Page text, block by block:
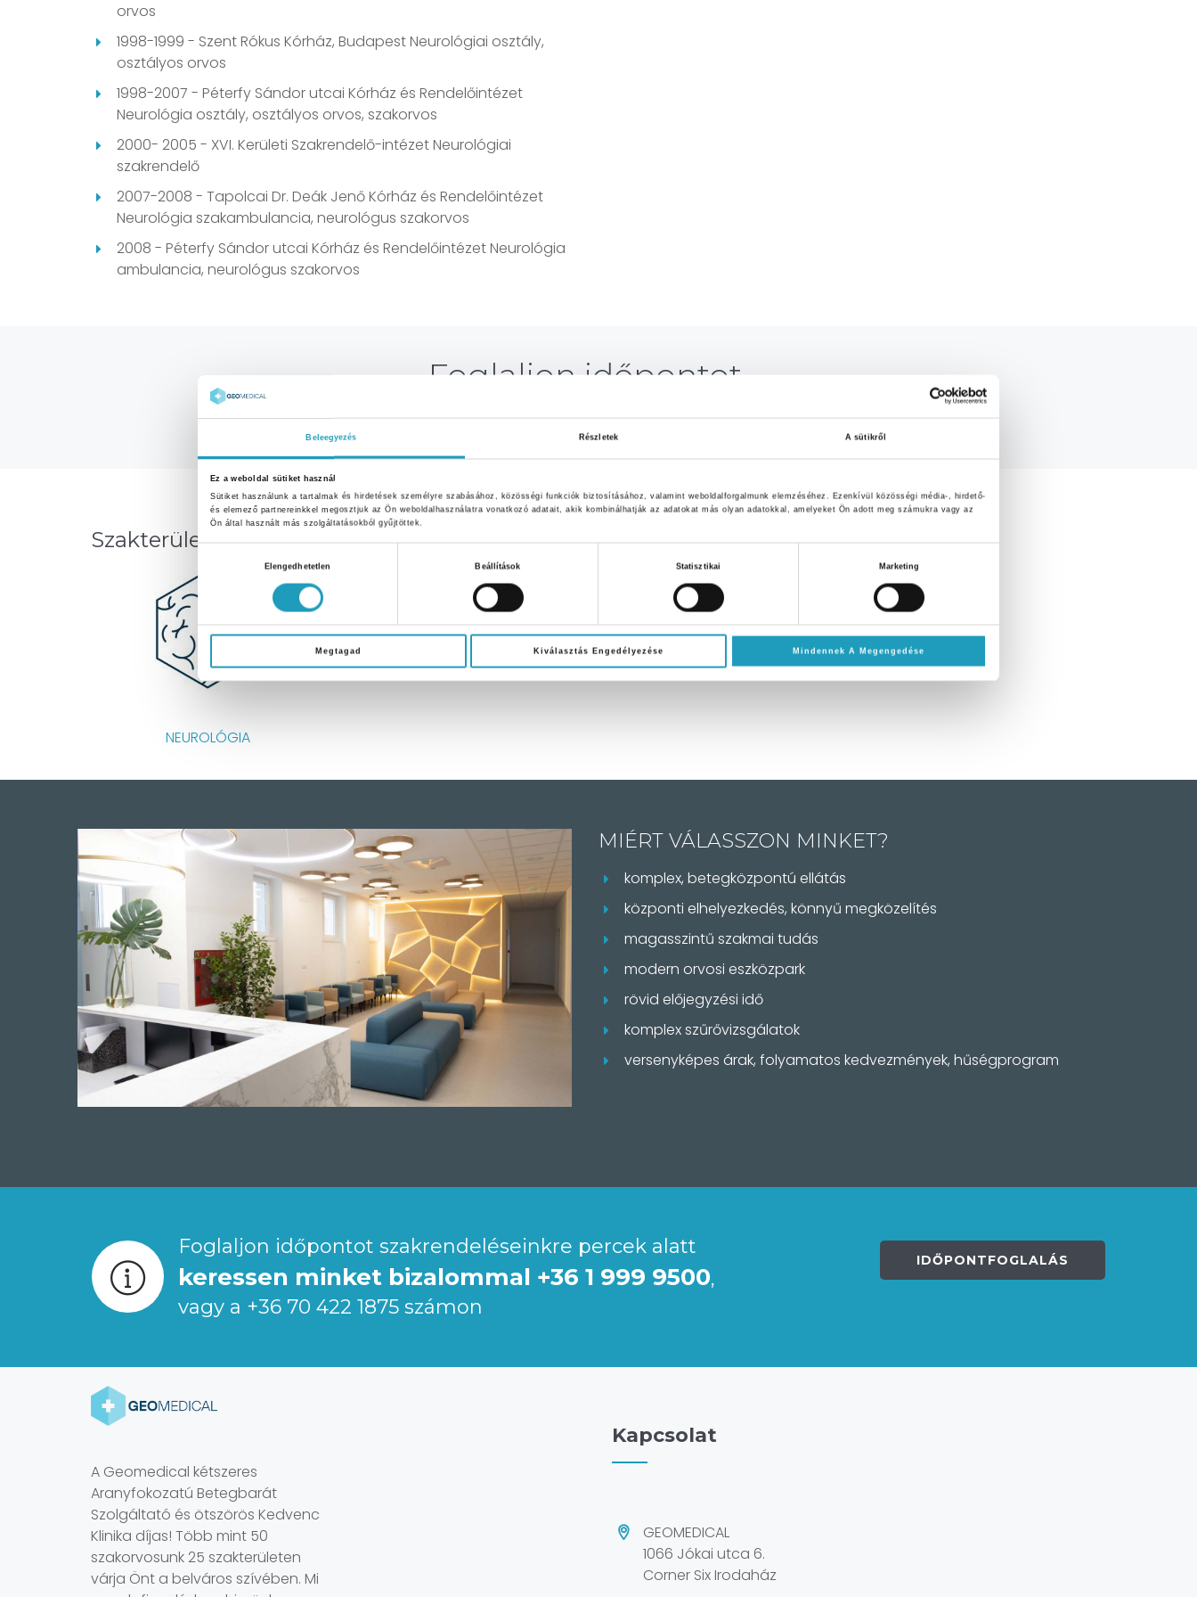
Beleegyezés Részletek A sütikről
Ez a weboldal sütiket használ
Sütiket használunk a tartalmak és hirdetések személyre szabásához, közösségi funkciók biztosításához, valamint weboldalforgalmunk elemzéséhez. Ezenkívül közösségi média-, hirdető-
és elemező partnereinkkel megosztjuk az Ön weboldalhasználatra vonatkozó adatait, akik kombinálhatják az adatokat más olyan adatokkal, amelyeket Ön adott meg számukra vagy az
Ön által használt más szolgáltatásokból gyűjtöttek.
kiválasztása
Elengedhetetlen Beállítások Statisztikai Marketing
Megtagad Kiválasztás Engedélyezése Mindennek A Megengedése
orvos
1998-1999 - Szent Rókus Kórház, Budapest Neurológiai osztály,
osztályos orvos
1998-2007 - Péterfy Sándor utcai Kórház és Rendelőintézet
Neurológia osztály, osztályos orvos, szakorvos
2000- 2005 - XVI. Kerületi Szakrendelő-intézet Neurológiai
szakrendelő
2007-2008 - Tapolcai Dr. Deák Jenő Kórház és Rendelőintézet
Neurológia szakambulancia, neurológus szakorvos
2008 - Péterfy Sándor utcai Kórház és Rendelőintézet Neurológia
ambulancia, neurológus szakorvos
Foglaljon időpontot
Szakterülete
NEUROLÓGIA
MIÉRT VÁLASSZON MINKET?
komplex, betegközpontú ellátás
központi elhelyezkedés, könnyű megközelítés
magasszintű szakmai tudás
modern orvosi eszközpark
rövid előjegyzési idő
komplex szűrővizsgálatok
versenyképes árak, folyamatos kedvezmények, hűségprogram
Foglaljon időpontot szakrendeléseinkre percek alatt
keressen minket bizalommal +36 1 999 9500,
vagy a +36 70 422 1875 számon
IDŐPONTFOGLALÁS
A Geomedical kétszeres
Aranyfokozatú Betegbarát
Szolgáltató és ötszörös Kedvenc
Klinika díjas! Több mint 50
szakorvosunk 25 szakterületen
várja Önt a belváros szívében. Mi
Kapcsolat
GEOMEDICAL
1066 Jókai utca 6.
Corner Six Irodaház